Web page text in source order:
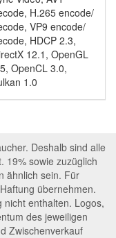
H.265 encode/​
VP9 encode/​
HDCP 2.3,
12.1, OpenGL
OpenCL 3.0,
1.0
Deshalb sind alle
19% sowie zuzüglich
ähnlich sein. Für
übernehmen.
enthalten. Logos,
des jeweiligen
Zwischenverkauf